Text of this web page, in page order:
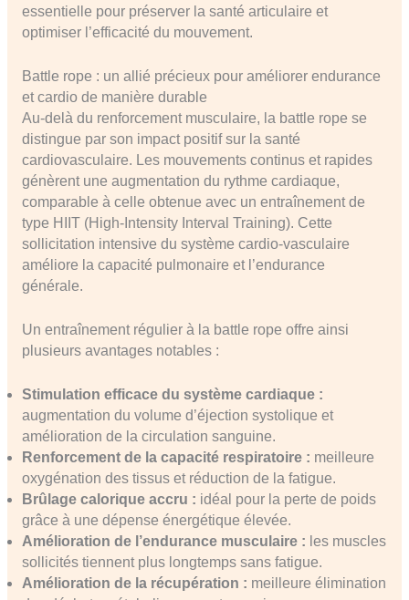
essentielle pour préserver la santé articulaire et
optimiser l’efficacité du mouvement.
Battle rope : un allié précieux pour améliorer endurance
et cardio de manière durable
Au-delà du renforcement musculaire, la battle rope se
distingue par son impact positif sur la santé
cardiovasculaire. Les mouvements continus et rapides
génèrent une augmentation du rythme cardiaque,
comparable à celle obtenue avec un entraînement de
type HIIT (High-Intensity Interval Training). Cette
sollicitation intensive du système cardio-vasculaire
améliore la capacité pulmonaire et l’endurance
générale.
Un entraînement régulier à la battle rope offre ainsi
plusieurs avantages notables :
Stimulation efficace du système cardiaque :
augmentation du volume d’éjection systolique et
amélioration de la circulation sanguine.
Renforcement de la capacité respiratoire : meilleure
oxygénation des tissus et réduction de la fatigue.
Brûlage calorique accru : idéal pour la perte de poids
grâce à une dépense énergétique élevée.
Amélioration de l’endurance musculaire : les muscles
sollicités tiennent plus longtemps sans fatigue.
Amélioration de la récupération : meilleure élimination